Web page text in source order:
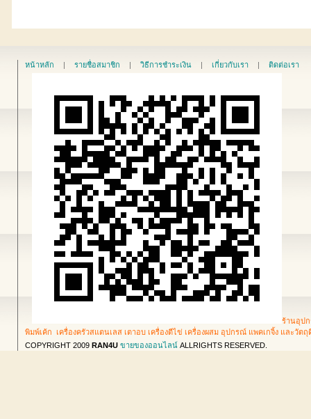
หน้าหลัก | รายชื่อสมาชิก | วิธีการชำระเงิน | เกี่ยวกับเรา | ติดต่อเรา
ร้านอุป
พิมพ์เค้ก เครื่องครัวสแตนเลส เตาอบ เครื่องตีไข่ เครื่องผสม อุปกรณ์ แพคเกจิ้ง และวัต
COPYRIGHT 2009 RAN4U ขายของออนไลน์ALLRIGHTS RESERVED.